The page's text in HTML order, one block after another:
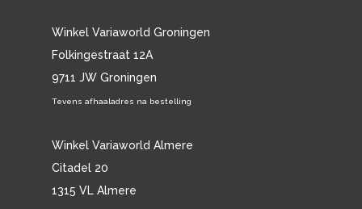
Winkel Variaworld Groningen
Folkingestraat 12A
9711 JW Groningen
Tevens afhaaladres na bestelling
Winkel Variaworld Almere
Citadel 20
1315 VL Almere